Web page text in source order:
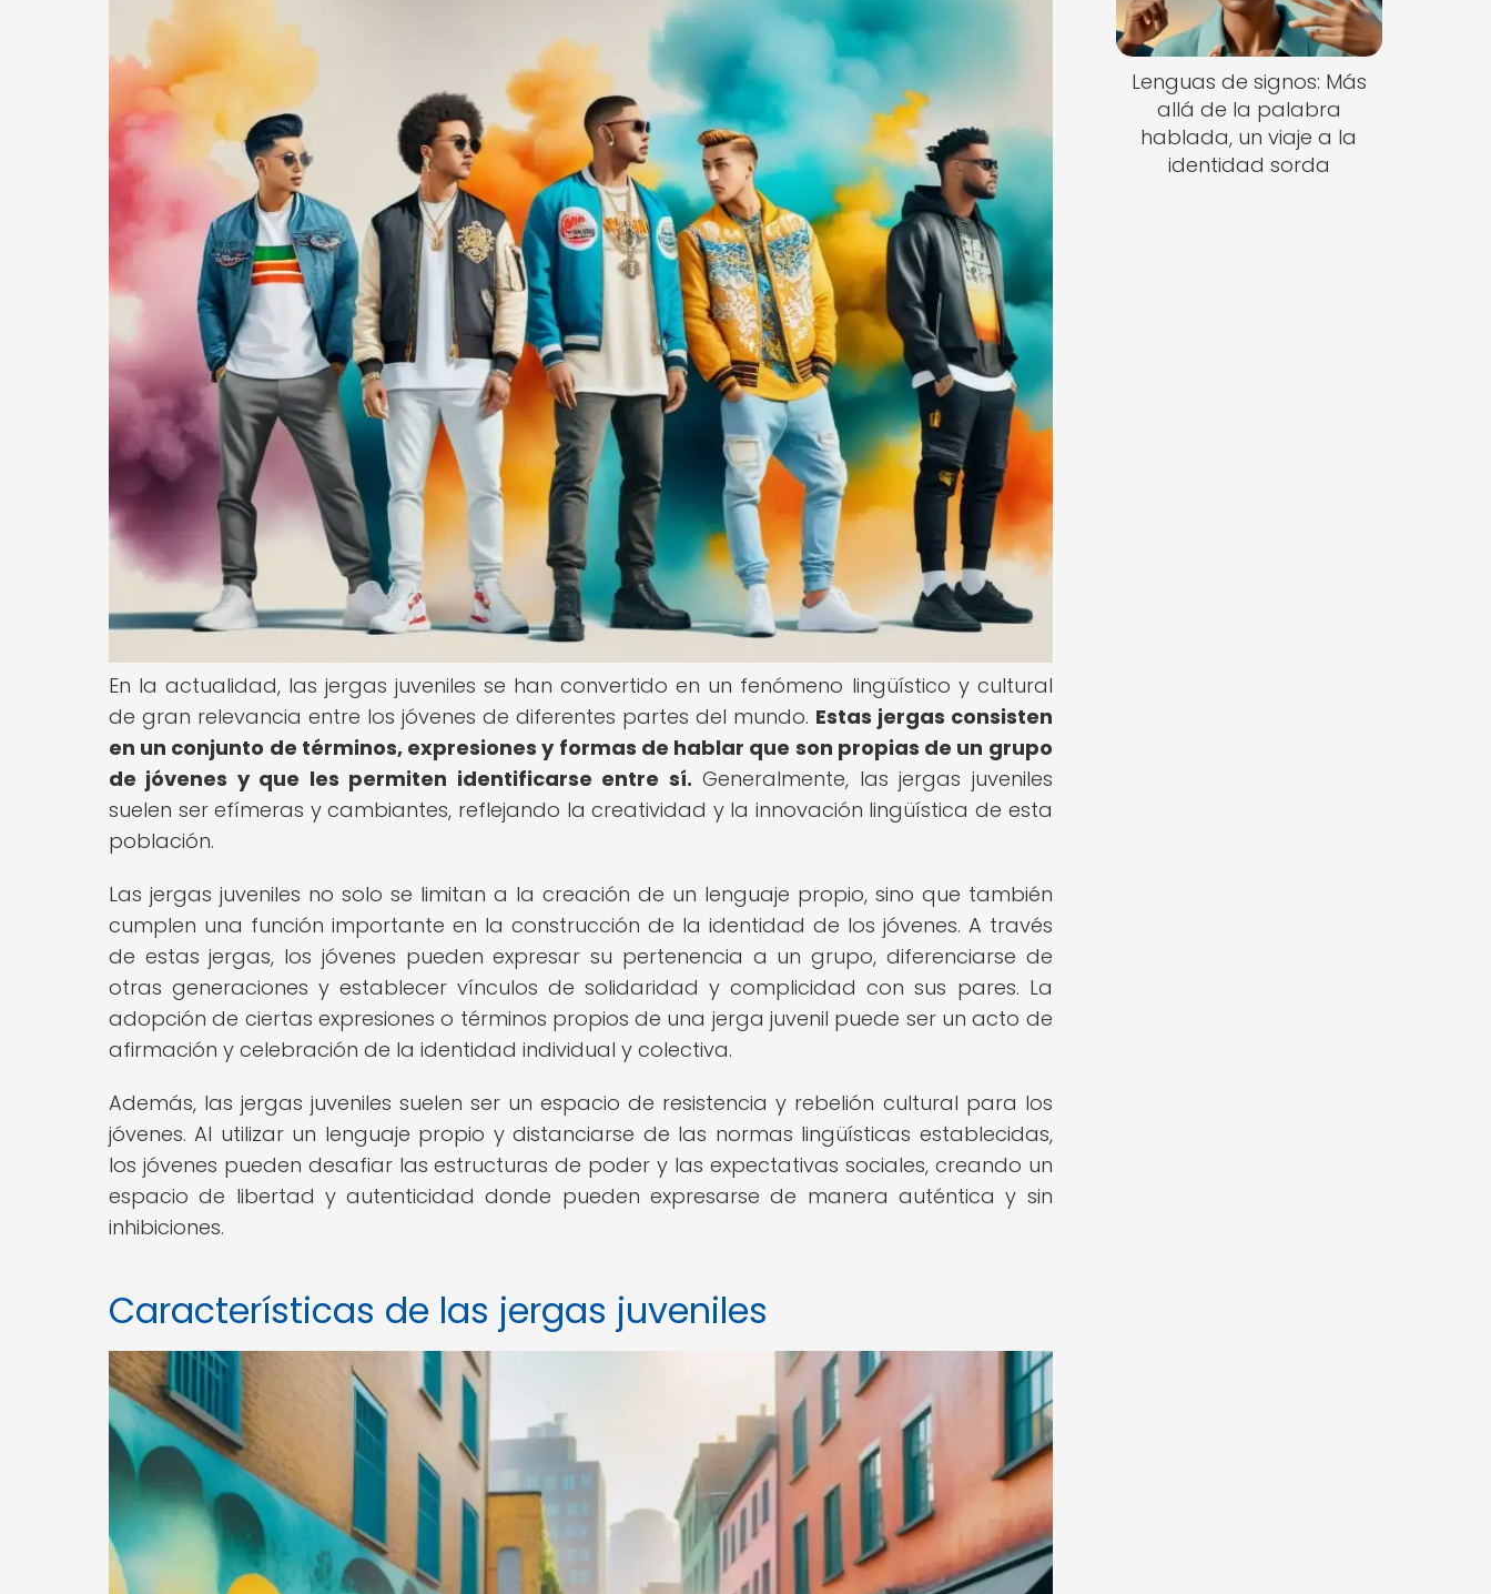
En la actualidad, las jergas juveniles se han convertido en un fenómeno lingüístico y cultural
de gran relevancia entre los jóvenes de diferentes partes del mundo. Estas jergas consisten
en un conjunto de términos, expresiones y formas de hablar que son propias de un grupo
de jóvenes y que les permiten identificarse entre sí. Generalmente, las jergas juveniles
suelen ser efímeras y cambiantes, reflejando la creatividad y la innovación lingüística de esta
población.
Las jergas juveniles no solo se limitan a la creación de un lenguaje propio, sino que también
cumplen una función importante en la construcción de la identidad de los jóvenes. A través
de estas jergas, los jóvenes pueden expresar su pertenencia a un grupo, diferenciarse de
otras generaciones y establecer vínculos de solidaridad y complicidad con sus pares. La
adopción de ciertas expresiones o términos propios de una jerga juvenil puede ser un acto de
afirmación y celebración de la identidad individual y colectiva.
Además, las jergas juveniles suelen ser un espacio de resistencia y rebelión cultural para los
jóvenes. Al utilizar un lenguaje propio y distanciarse de las normas lingüísticas establecidas,
los jóvenes pueden desafiar las estructuras de poder y las expectativas sociales, creando un
espacio de libertad y autenticidad donde pueden expresarse de manera auténtica y sin
inhibiciones.
Características de las jergas juveniles
Lenguas de signos: Más
allá de la palabra
hablada, un viaje a la
identidad sorda